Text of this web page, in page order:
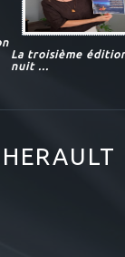
La troisième
nuit ...